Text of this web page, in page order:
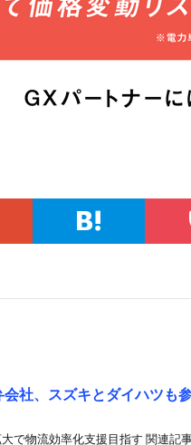
社、スズキとダイハツも
で物流効率化支援目指す 関連記